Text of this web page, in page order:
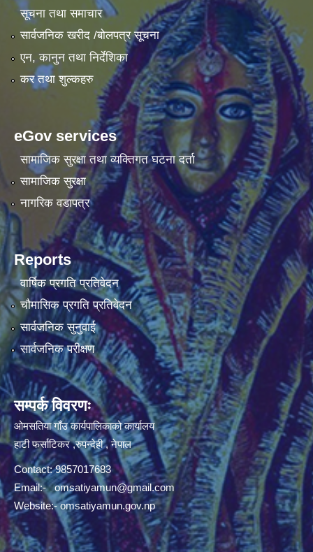
सूचना तथा समाचार
सार्वजनिक खरीद /बोलपत्र सूचना
एन, कानुन तथा निर्देशिका
कर तथा शुल्कहरु
eGov services
सामाजिक सुरक्षा तथा व्यक्तिगत घटना दर्ता
सामाजिक सुरक्षा
नागरिक वडापत्र
Reports
वार्षिक प्रगति प्रतिवेदन
चौमासिक प्रगति प्रतिवेदन
सार्वजनिक सुनुवाई
सार्वजनिक परीक्षण
सम्पर्क विवरणः
ओमसतिया गाँउ कार्यपालिकाको कार्यालय
हाटी फर्साटिकर ,रुपन्देही , नेपाल
Contact: 9857017683
Email:-omsatiyamun@gmail.com
Website:- omsatiyamun.gov.np